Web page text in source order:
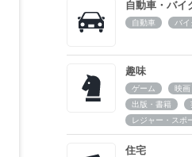
自動車・バイ
自動車 バイ
趣味
ゲーム 映画
出版・書籍
レジャー・スポ
住宅